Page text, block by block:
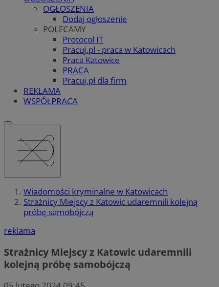
OGŁOSZENIA
Dodaj ogłoszenie
POLECAMY
Protocol IT
Pracuj.pl - praca w Katowicach
Praca Katowice
PRACA
Pracuj.pl dla firm
REKLAMA
WSPÓŁPRACA
Wiadomości kryminalne w Katowicach
Strażnicy Miejscy z Katowic udaremnili kolejną
próbę samobójczą
reklama
Strażnicy Miejscy z Katowic udaremnili
kolejną próbę samobójczą